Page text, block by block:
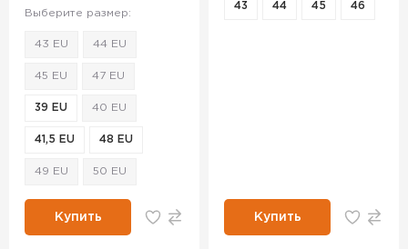
Выберите размер:
43 EU 44 EU
45 EU 47 EU
39 EU 40 EU
41,5 EU 48 EU
49 EU 50 EU
Купить
43 44 45 46
Купить